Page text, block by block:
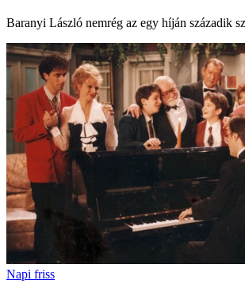
Baranyi László nemrég az egy híján századik
Napi friss